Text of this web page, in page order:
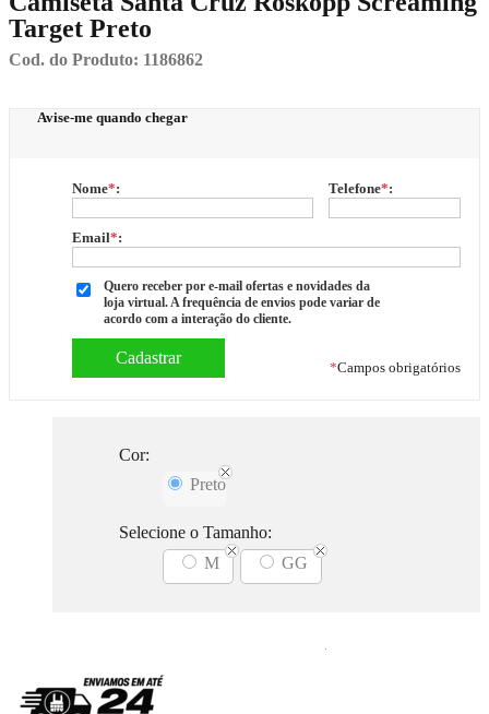
Target Preto
Cod. do Produto: 1186862
Avise-me quando chegar
Nome*: Telefone*:
Email*:
Quero receber por e-mail ofertas e novidades da
loja virtual. A frequência de envios pode variar de
acordo com a interação do cliente.
*Campos obrigatórios
Cor:
Preto
Selecione o Tamanho:
M
GG